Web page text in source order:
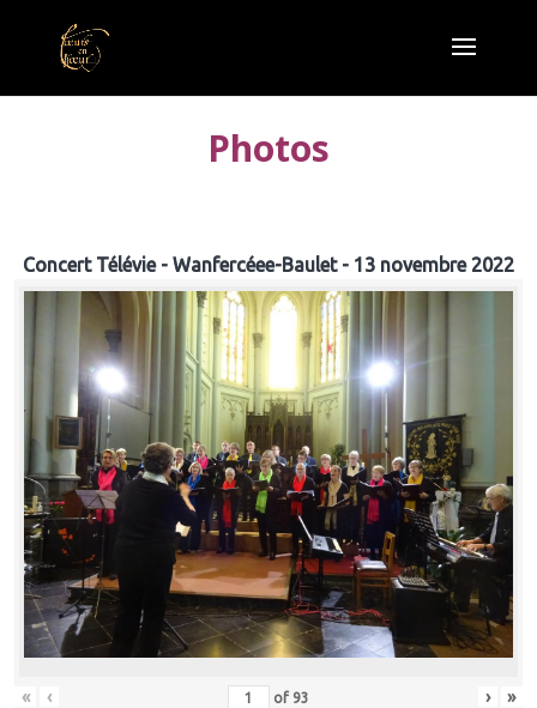
Photos
Concert Télévie - Wanfercéee-Baulet - 13 novembre 2022
« ‹ of 93 › »